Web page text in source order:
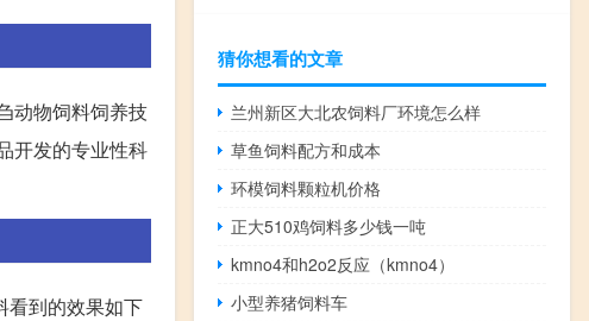
动物饲料饲养技
开发的专业性科
看到的效果如下
猜你想看的文章
兰州新区大北农饲料厂环境怎么样
草鱼饲料配方和成本
环模饲料颗粒机价格
正大510鸡饲料多少钱一吨
kmno4和h2o2反应（kmno4）
小型养猪饲料车